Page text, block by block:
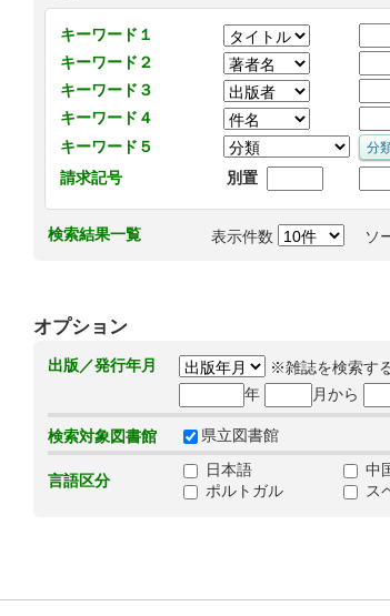
キーワード１
キーワード２
キーワード３
キーワード４
キーワード５
請求記号
別置
検索結果一覧 表示件数 ソ
オプション
出版／発行年月
※雑誌を検索す
年
月から
検索対象図書館 県立図書館
言語区分
日本語 中
ポルトガル
ス